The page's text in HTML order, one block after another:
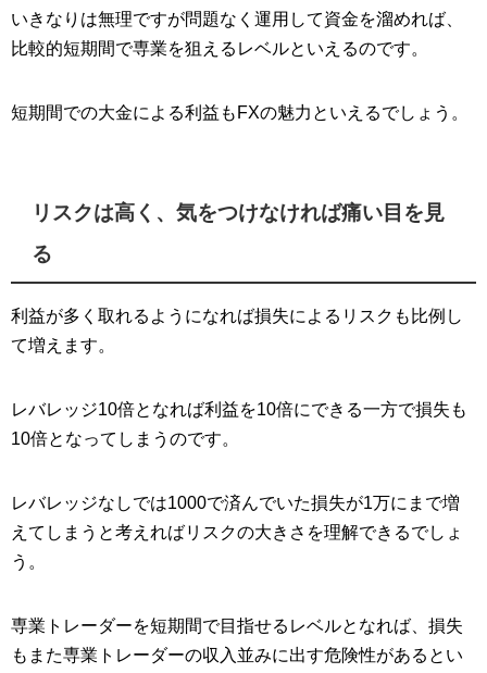
いきなりは無理ですが問題なく運用して資金を溜めれば、
比較的短期間で専業を狙えるレベルといえるのです。
短期間での大金による利益もFXの魅力といえるでしょう。
リスクは高く、気をつけなければ痛い目を見
る
利益が多く取れるようになれば損失によるリスクも比例し
て増えます。
レバレッジ10倍となれば利益を10倍にできる一方で損失も
10倍となってしまうのです。
レバレッジなしでは1000で済んでいた損失が1万にまで増
えてしまうと考えればリスクの大きさを理解できるでしょ
う。
専業トレーダーを短期間で目指せるレベルとなれば、損失
もまた専業トレーダーの収入並みに出す危険性があるとい